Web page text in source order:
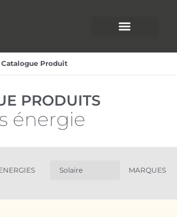
Catalogue Produit
PRODUITS
énergie
MARQUES